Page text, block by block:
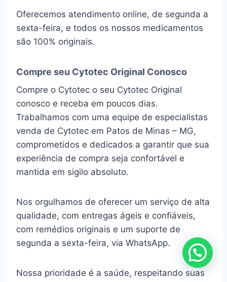
Oferecemos atendimento online, de segunda a
sexta-feira, e todos os nossos medicamentos
são 100% originais.
Compre seu Cytotec Original Conosco
Compre o Cytotec o seu Cytotec Original
conosco e receba em poucos dias.
Trabalhamos com uma equipe de especialistas
venda de Cytotec em Patos de Minas – MG,
comprometidos e dedicados a garantir que sua
experiência de compra seja confortável e
mantida em sigilo absoluto.
Nos orgulhamos de oferecer um serviço de alta
qualidade, com entregas ágeis e confiáveis,
com remédios originais e um suporte de
segunda a sexta-feira, via WhatsApp.
Nossa prioridade é a saúde, respeitando suas